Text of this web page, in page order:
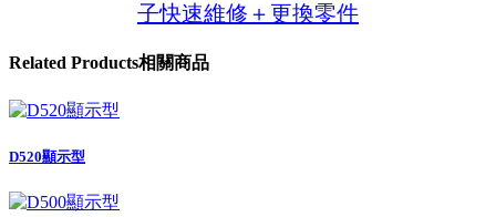
子快速維修＋更換零件
Related Products相關商品
D520顯示型